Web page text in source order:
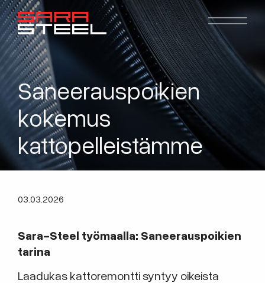
Saneerauspoikien
kokemus
kattopelleistämme
03.03.2026
Sara-Steel työmaalla: Saneerauspoikien
tarina
Laadukas kattoremontti syntyy oikeista